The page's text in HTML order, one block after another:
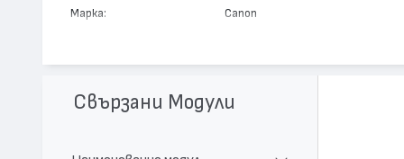
Марка: Canon
Цвят: Циан
Капацитет:
Свързани Модули